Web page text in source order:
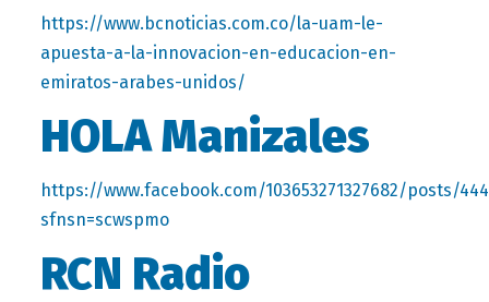
https://www.bcnoticias.com.co/la-uam-le-
apuesta-a-la-innovacion-en-educacion-en-
emiratos-arabes-unidos/
HOLA Manizales
https://www.facebook.com/103653271327682/posts/
sfnsn=scwspmo
RCN Radio